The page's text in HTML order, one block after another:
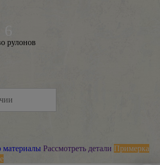
рулонов
Рассмотреть детали Примерка